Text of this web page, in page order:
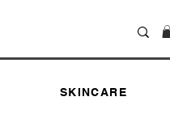
SKINCARE